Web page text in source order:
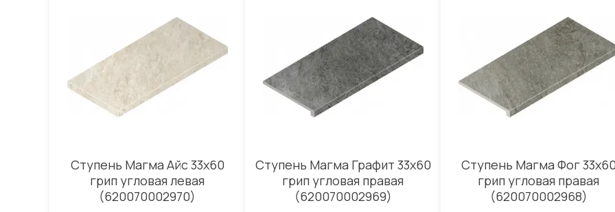
Ступень Магма Айс 33x60
грип угловая левая
(620070002970)
Ступень Магма Графит 33x60
грип угловая правая
(620070002969)
Ступень Магма Фог
грип угловая правая
(620070002968)